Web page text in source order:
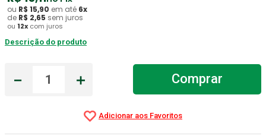
ou R$ 15,90 em até 6x
de R$ 2,65 sem juros
ou 12x com juros
Descrição do produto
＋
－ Comprar
5 º Estetoscopio Littmann
º Aparelho Pressão
Gaze Esteril
Cadeira Banho